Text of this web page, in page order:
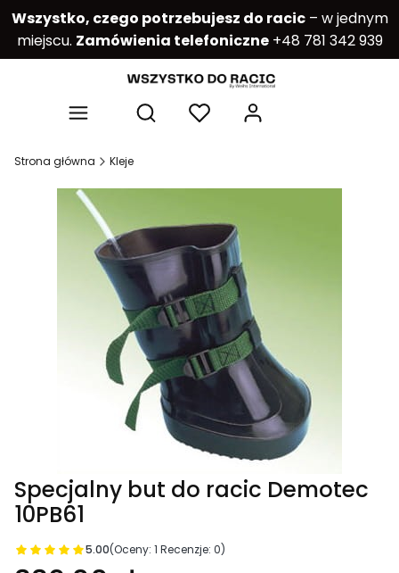
Wszystko, czego potrzebujesz do racic– w jednym
miejscu. Zamówienia telefoniczne+48 781 342 939
Otwórz wyszukiwarkę
Strona główna Kleje
Specjalny but do racic Demotec
10PB61
5.00(Oceny: 1 Recenzje: 0)